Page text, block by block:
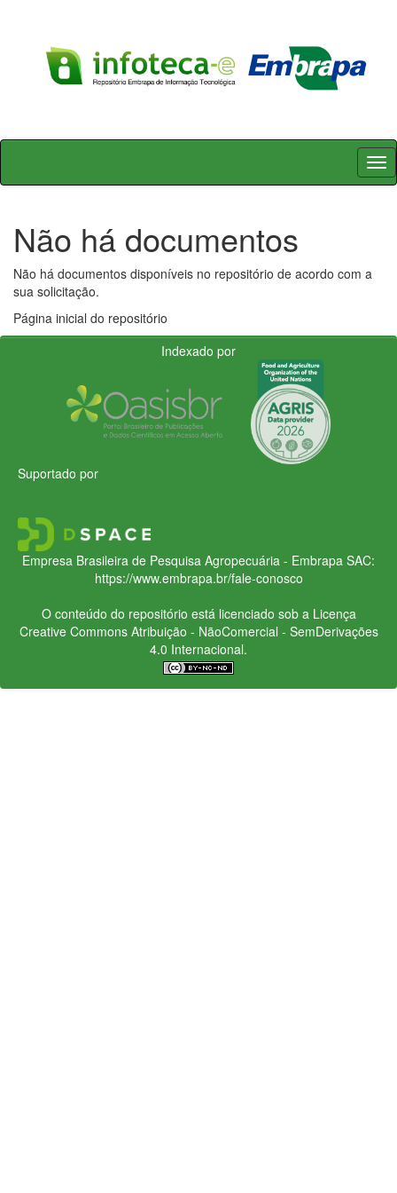
Skip
Não há documentos
Não há documentos disponíveis no repositório de acordo com a
sua solicitação.
Página inicial do repositório
Indexado por
Suportado por
Empresa Brasileira de Pesquisa Agropecuária - Embrapa SAC:
https://www.embrapa.br/fale-conosco
O conteúdo do repositório está licenciado sob a Licença
Creative CommonsAtribuição - NãoComercial - SemDerivações
4.0 Internacional.